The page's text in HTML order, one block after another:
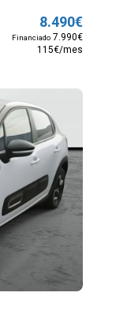
8.490€
Financiado7.990€
115€/mes